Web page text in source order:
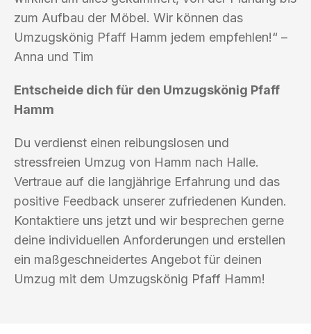
zum Aufbau der Möbel. Wir können das
Umzugskönig Pfaff Hamm jedem empfehlen!“ –
Anna und Tim
Entscheide dich für den Umzugskönig Pfaff
Hamm
Du verdienst einen reibungslosen und
stressfreien Umzug von Hamm nach Halle.
Vertraue auf die langjährige Erfahrung und das
positive Feedback unserer zufriedenen Kunden.
Kontaktiere uns jetzt und wir besprechen gerne
deine individuellen Anforderungen und erstellen
ein maßgeschneidertes Angebot für deinen
Umzug mit dem Umzugskönig Pfaff Hamm!